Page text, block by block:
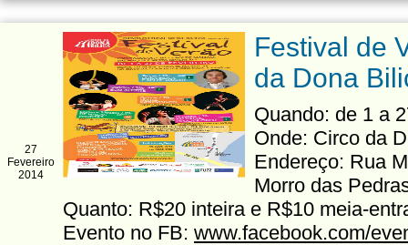
27
Fevereiro
2014
Festival de
da Dona
Quando: de 1 a
Onde: Circo da
Endereço: Rua
Morro das
Quanto: R$20 inteira e R$10 meia-
Evento no FB: www.facebook.com/